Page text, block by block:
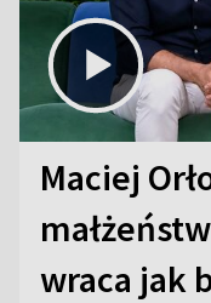
Maciej
wraca jak